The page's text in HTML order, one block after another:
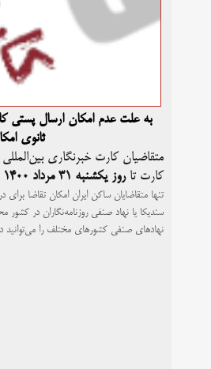
به علت عدم امکان ارسال پستی
ثانوی
متقاضیان کارت خبرنگاری
کارت تاروز یکشنبه ۳۱ مرداد ۱۴۰۰
تنها متقاضایان ساکن ایران امکان تقاضا برای
سندیکا یا نهاد صنفی روزنامه‌نگاران در کشور
نهادهای صنفی کشورهای مختلف را می‌توانید